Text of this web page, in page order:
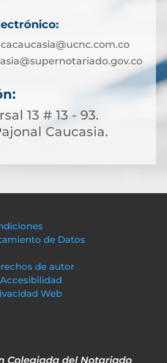
13 # 13 - 93.
Caucasia.
de Datos
de autor
Web